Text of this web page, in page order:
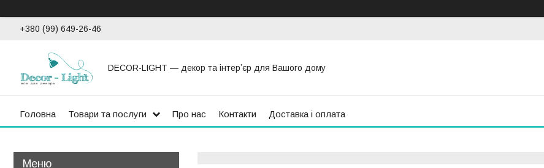
+380 (99) 649-26-46
DECOR-LIGHT — декор та інтерʼєр для Вашого дому
Головна Товари та послуги Про нас Контакти Доставка і оплата